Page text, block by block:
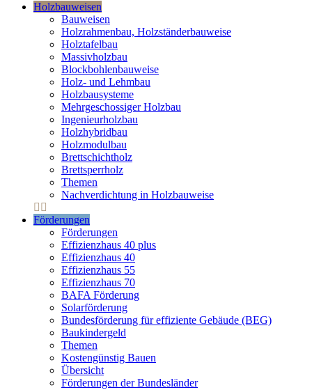
Holzbauweisen
Bauweisen
Holzrahmenbau, Holzständerbauweise
Holztafelbau
Massivholzbau
Blockbohlenbauweise
Holz- und Lehmbau
Holzbausysteme
Mehrgeschossiger Holzbau
Ingenieurholzbau
Holzhybridbau
Holzmodulbau
Brettschichtholz
Brettsperrholz
Themen
Nachverdichtung in Holzbauweise
Förderungen
Förderungen
Effizienzhaus 40 plus
Effizienzhaus 40
Effizienzhaus 55
Effizienzhaus 70
BAFA Förderung
Solarförderung
Bundesförderung für effiziente Gebäude (BEG)
Baukindergeld
Themen
Kostengünstig Bauen
Übersicht
Förderungen der Bundesländer